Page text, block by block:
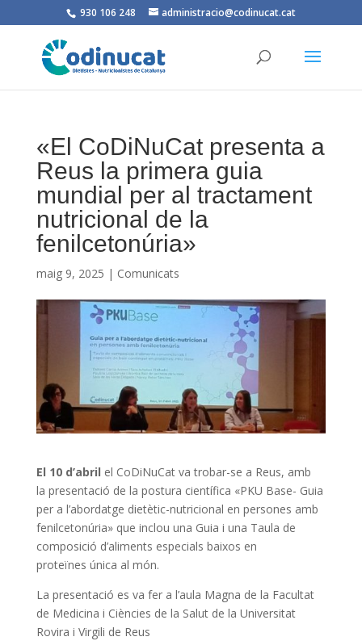
930 106 248 administracio@codinucat.cat
«El CoDiNuCat presenta a
Reus la primera guia
mundial per al tractament
nutricional de la
fenilcetonúria»
maig 9, 2025 | Comunicats
El 10 d’abril el CoDiNuCat va trobar-se a Reus, amb
la presentació de la postura científica «PKU Base- Guia
per a l’abordatge dietètic-nutricional en persones amb
fenilcetonúria» que inclou una Guia i una Taula de
composició d’aliments especials baixos en
proteïnes única al món.
La presentació es va fer a l’aula Magna de la Facultat
de Medicina i Ciències de la Salut de la Universitat
Rovira i Virgili de Reus